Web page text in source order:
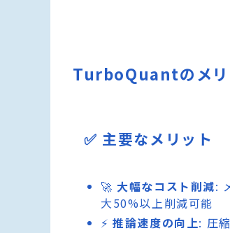
TurboQuantのメリ
✅ 主要なメリット
🚀大幅なコスト削減:
大50%以上削減可能
⚡推論速度の向上: 圧